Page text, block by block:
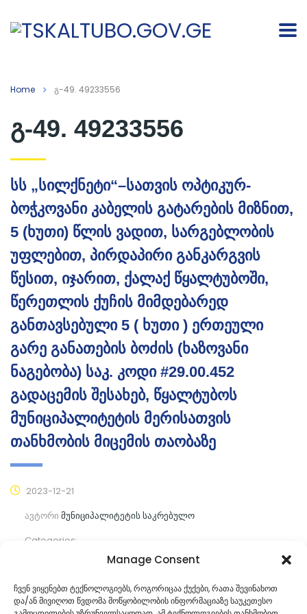
Manage Consent
ჩვენ ვიყენებთ ტექნოლოგიებს, როგორიცაა ქუქები, რათა შევინახოთ
და/ან მივიღოთ წვდომა მოწყობილობის ინფორმაციაზე საუკეთესო
Home გ-49. 49233556
გ-49. 49233556
სს „სილქნეტი“–სათვის ოპტიკურ-
ბოჭკოვანი კაბელის გატარების მიზნით,
5 (ხუთი) წლის ვადით, სარგებლობის
უფლებით, პირდაპირი განკარგვის
წესით, იჯარით, ქალაქ წყალტუბოში,
წერეთლის ქუჩის მიმდებარედ
განთავსებული 5 ( ხუთი ) ერთეული
გარე განათების ბოძის (ხაზოვანი
ნაგებობა) საკ. კოდი #29.00.452
გადაცემის შესახებ, წყალტუბოს
მუნიციპალიტეტის მერისათვის
თანხმობის მიცემის თაობაზე
2023-12-21
ავტორი მუნიციპალიტეტის საკრებულო
Categories:
კომენტარები ჯერ არ არის
ᲒᲐᲜᲐᲒᲠᲫᲔ ᲙᲘᲗᲮᲕᲐ